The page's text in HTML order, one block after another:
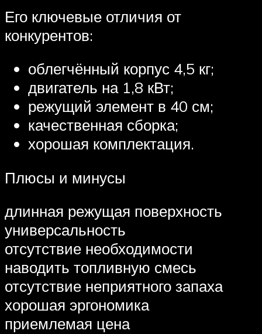
Его ключевые отличия от
конкурентов:
облегчённый корпус 4,5 кг;
двигатель на 1,8 кВт;
режущий элемент в 40 см;
качественная сборка;
хорошая комплектация.
Плюсы и минусы
длинная режущая поверхность
универсальность
отсутствие необходимости
наводить топливную смесь
отсутствие неприятного запаха
хорошая эргономика
приемлемая цена